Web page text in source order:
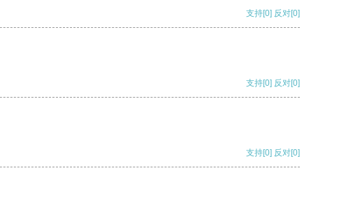
支持[0] 反对[0]
支持[0] 反对[0]
支持[0] 反对[0]